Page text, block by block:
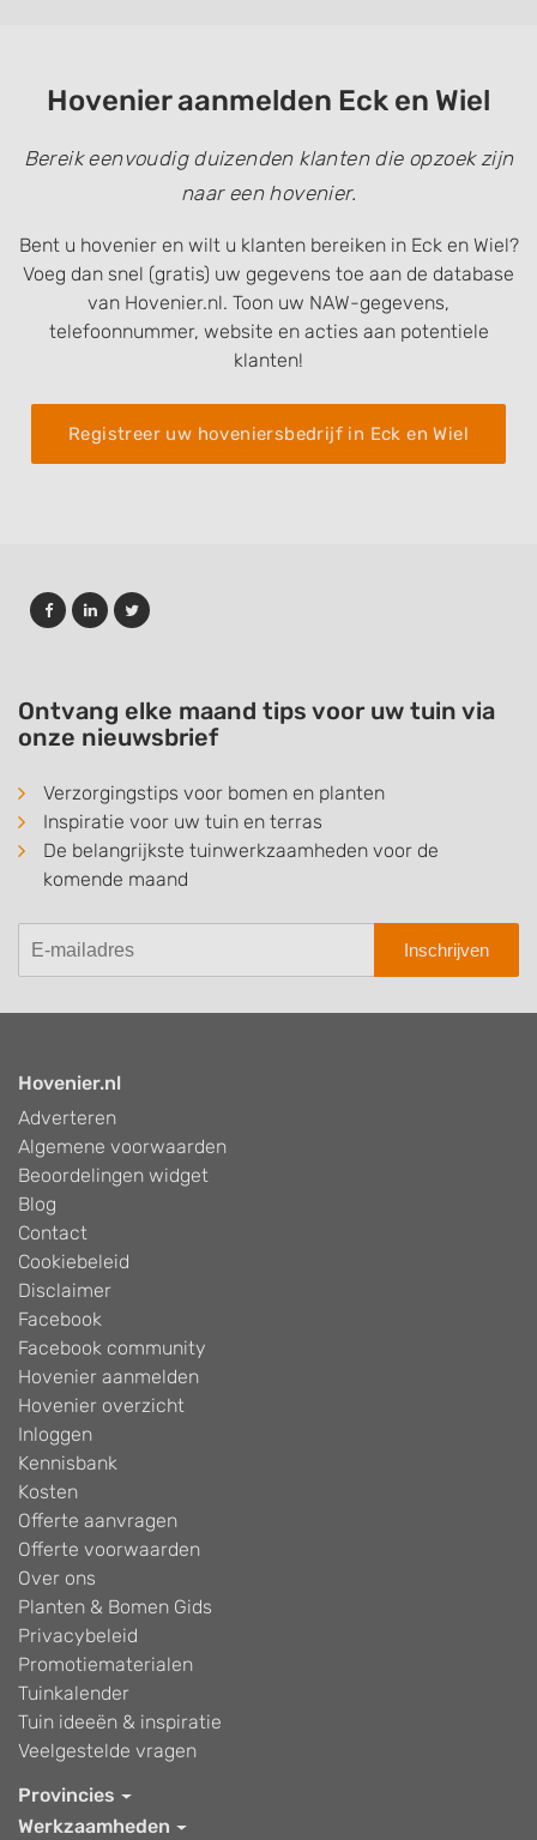
Hovenier aanmelden Eck en Wiel
Bereik eenvoudig duizenden klanten die opzoek zijn
naar een hovenier.
Bent u hovenier en wilt u klanten bereiken in Eck en Wiel?
Voeg dan snel (gratis) uw gegevens toe aan de database
van Hovenier.nl. Toon uw NAW-gegevens,
telefoonnummer, website en acties aan potentiele
klanten!
Registreer uw hoveniersbedrijf in Eck en Wiel
Ontvang elke maand tips voor uw tuin via
onze nieuwsbrief
Verzorgingstips voor bomen en planten
Inspiratie voor uw tuin en terras
De belangrijkste tuinwerkzaamheden voor de
komende maand
Inschrijven
Hovenier.nl
Adverteren
Algemene voorwaarden
Beoordelingen widget
Blog
Contact
Cookiebeleid
Disclaimer
Facebook
Facebook community
Hovenier aanmelden
Hovenier overzicht
Inloggen
Kennisbank
Kosten
Offerte aanvragen
Offerte voorwaarden
Over ons
Planten & Bomen Gids
Privacybeleid
Promotiematerialen
Tuinkalender
Tuin ideeën & inspiratie
Veelgestelde vragen
Provincies
Werkzaamheden